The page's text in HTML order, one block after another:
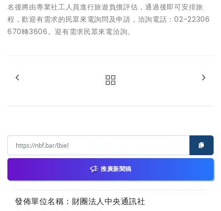
名後將由專業社工人員進行旅遊負擔評估，通過後即可安排旅
程，歡迎有需求的民眾來電詢問及申請，洽詢電話：02-22306
670轉3606。迎有需求民眾來電洽詢。
推廣新聞稿
發佈單位名稱：財團法人中央通訊社